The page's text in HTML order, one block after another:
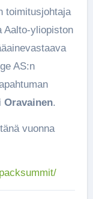
toimitusjohtaja
Aalto-yliopiston
AS:n
Oravainen.
vuonna